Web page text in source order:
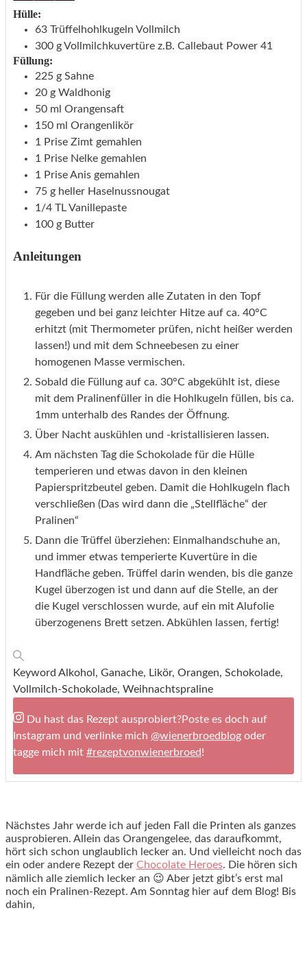
Hülle:
63 Trüffelhohlkugeln Vollmilch
300 gVollmilchkuvertüre z.B. Callebaut Power 41
Füllung:
225 g Sahne
20 g Waldhonig
50 ml Orangensaft
150 ml Orangenlikör
1
Prise Zimt gemahlen
1
Prise Nelke gemahlen
1
PriseAnis gemahlen
75 g heller Haselnussnougat
1/4 TLVanillepaste
100 g Butter
Anleitungen
Für die Füllung werden alle Zutaten in den Topf
gegeben und bei ganz leichter Hitze auf ca. 40°C
erhitzt (mit Thermometer prüfen, nicht heißer werden
lassen!) und mit dem Schneebesen zu einer
homogenen Masse vermischen.
Sobald die Füllung auf ca. 30°C abgekühlt ist, diese
mit dem Pralinenfüller in die Hohlkugeln füllen, bis ca.
1mm unterhalb des Randes der Öffnung.
Über Nacht auskühlen und -kristallisieren lassen.
Am nächsten Tag die Schokolade für die Hülle
temperieren und etwas davon in den kleinen
Papierspritzbeutel geben. Damit die Hohlkugeln flach
verschließen (Das wird dann die „Stellfläche“ der
Pralinen“
Dann die Trüffel überziehen: Einmalhandschuhe an,
und immer etwas temperierte Kuvertüre in die
Handfläche geben. Trüffel darin wenden, bis die ganze
Kugel überzogen ist und dann auf die Stelle, an der
die Kugel verschlossen wurde, auf ein mit Alufolie
überzogenens Brett setzen. Abkühlen lassen, fertig!
Keyword Alkohol, Ganache, Likör, Orangen, Schokolade,
Vollmilch-Schokolade, Weihnachtspraline
Du hast das Rezept ausprobiert?Poste es doch auf
Instagram und verlinke mich @wienerbroedblog oder
tagge mich mit #rezeptvonwienerbroed!
Nächstes Jahr werde ich auf jeden Fall die Printen als ganzes
ausprobieren. Allein das Orangengelee, das daraufkommt,
hört sich schon unglaublich lecker an. Und vielleicht noch das
ein oder andere Rezept der Chocolate Heroes. Die hören sich
nämlich alle ziemlich lecker an 😉 Aber jetzt gibt’s erst mal
noch ein Pralinen-Rezept. Am Sonntag hier auf dem Blog! Bis
dahin,